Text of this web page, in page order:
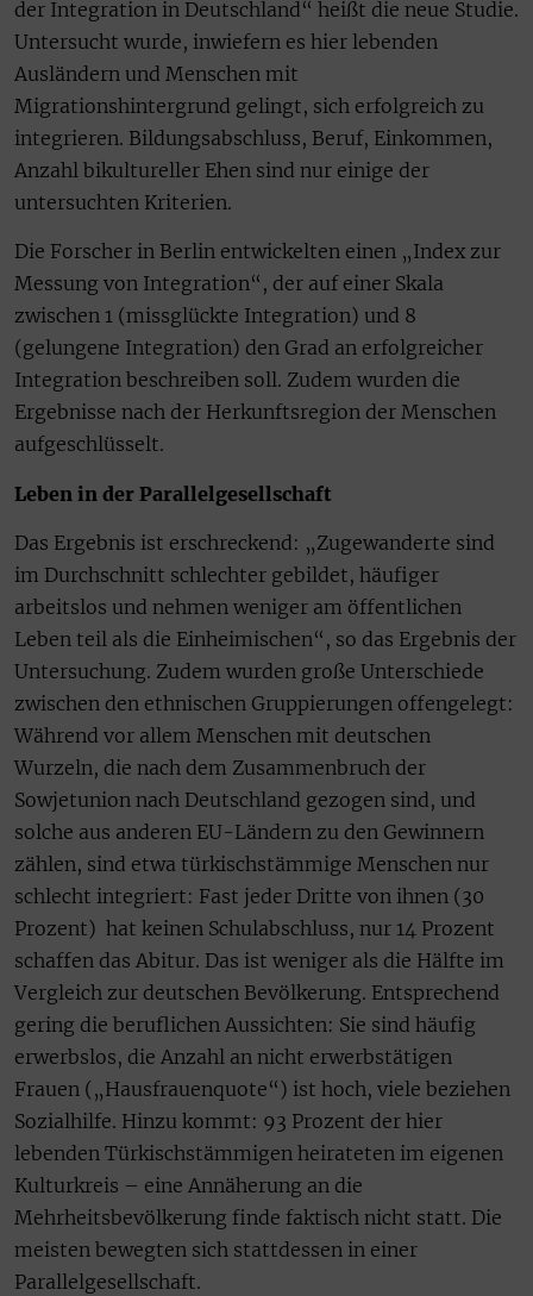
der Integration in Deutschland“ heißt die neue Studie.
Untersucht wurde, inwiefern es hier lebenden
Ausländern und Menschen mit
Migrationshintergrund gelingt, sich erfolgreich zu
integrieren. Bildungsabschluss, Beruf, Einkommen,
Anzahl bikultureller Ehen sind nur einige der
untersuchten Kriterien.
Die Forscher in Berlin entwickelten einen „Index zur
Messung von Integration“, der auf einer Skala
zwischen 1 (missglückte Integration) und 8
(gelungene Integration) den Grad an erfolgreicher
Integration beschreiben soll. Zudem wurden die
Ergebnisse nach der Herkunftsregion der Menschen
aufgeschlüsselt.
Leben in der Parallelgesellschaft
Das Ergebnis ist erschreckend: „Zugewanderte sind
im Durchschnitt schlechter gebildet, häufiger
arbeitslos und nehmen weniger am öffentlichen
Leben teil als die Einheimischen“, so das Ergebnis der
Untersuchung. Zudem wurden große Unterschiede
zwischen den ethnischen Gruppierungen offengelegt:
Während vor allem Menschen mit deutschen
Wurzeln, die nach dem Zusammenbruch der
Sowjetunion nach Deutschland gezogen sind, und
solche aus anderen EU-Ländern zu den Gewinnern
zählen, sind etwa türkischstämmige Menschen nur
schlecht integriert: Fast jeder Dritte von ihnen (30
Prozent) hat keinen Schulabschluss, nur 14 Prozent
schaffen das Abitur. Das ist weniger als die Hälfte im
Vergleich zur deutschen Bevölkerung. Entsprechend
gering die beruflichen Aussichten: Sie sind häufig
erwerbslos, die Anzahl an nicht erwerbstätigen
Frauen („Hausfrauenquote“) ist hoch, viele beziehen
Sozialhilfe. Hinzu kommt: 93 Prozent der hier
lebenden Türkischstämmigen heirateten im eigenen
Kulturkreis – eine Annäherung an die
Mehrheitsbevölkerung finde faktisch nicht statt. Die
meisten bewegten sich stattdessen in einer
Parallelgesellschaft.